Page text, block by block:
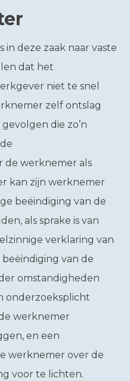
deze zaak naar vaste
dat het
niet te snel
zelf ontslag
die zo’n
de werknemer als
kan zijn werknemer
beëindiging van de
als sprake is van
verklaring van
van de
omstandigheden
onderzoeksplicht
werknemer
en een
werknemer over de
voor te lichten.